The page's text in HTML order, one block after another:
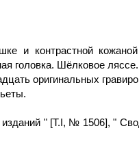
и контрастной
головка. Шёлковое ляссе.
оригинальных
" [Т.I, № 1506], "